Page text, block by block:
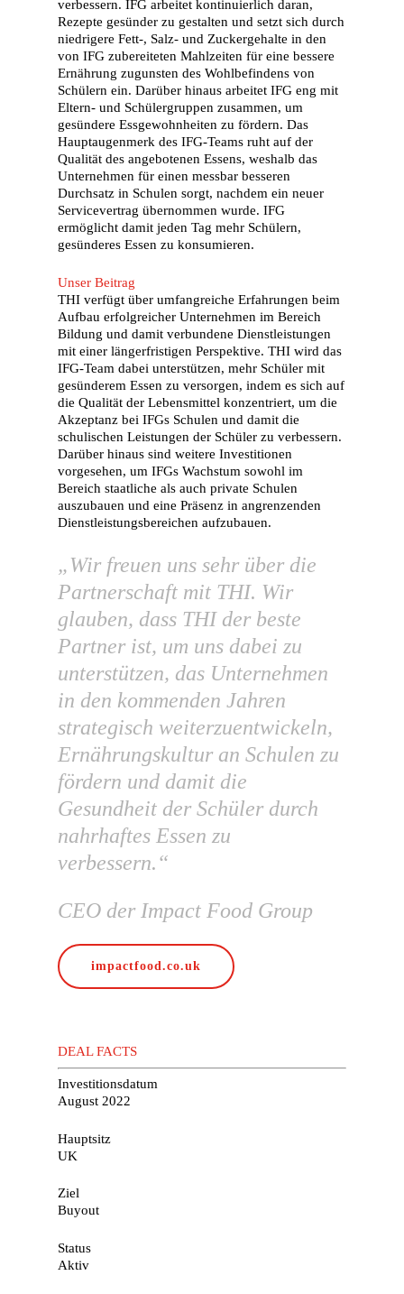
verbessern. IFG arbeitet kontinuierlich daran,
Rezepte gesünder zu gestalten und setzt sich durch
niedrigere Fett-, Salz- und Zuckergehalte in den
von IFG zubereiteten Mahlzeiten für eine bessere
Ernährung zugunsten des Wohlbefindens von
Schülern ein. Darüber hinaus arbeitet IFG eng mit
Eltern- und Schülergruppen zusammen, um
gesündere Essgewohnheiten zu fördern. Das
Hauptaugenmerk des IFG-Teams ruht auf der
Qualität des angebotenen Essens, weshalb das
Unternehmen für einen messbar besseren
Durchsatz in Schulen sorgt, nachdem ein neuer
Servicevertrag übernommen wurde. IFG
ermöglicht damit jeden Tag mehr Schülern,
gesünderes Essen zu konsumieren.
Unser Beitrag
THI verfügt über umfangreiche Erfahrungen beim
Aufbau erfolgreicher Unternehmen im Bereich
Bildung und damit verbundene Dienstleistungen
mit einer längerfristigen Perspektive. THI wird das
IFG-Team dabei unterstützen, mehr Schüler mit
gesünderem Essen zu versorgen, indem es sich auf
die Qualität der Lebensmittel konzentriert, um die
Akzeptanz bei IFGs Schulen und damit die
schulischen Leistungen der Schüler zu verbessern.
Darüber hinaus sind weitere Investitionen
vorgesehen, um IFGs Wachstum sowohl im
Bereich staatliche als auch private Schulen
auszubauen und eine Präsenz in angrenzenden
Dienstleistungsbereichen aufzubauen.
„Wir freuen uns sehr über die
Partnerschaft mit THI. Wir
glauben, dass THI der beste
Partner ist, um uns dabei zu
unterstützen, das Unternehmen
in den kommenden Jahren
strategisch weiterzuentwickeln,
Ernährungskultur an Schulen zu
fördern und damit die
Gesundheit der Schüler durch
nahrhaftes Essen zu
verbessern.“
CEO der Impact Food Group
impactfood.co.uk
DEAL FACTS
Investitionsdatum
August 2022
Hauptsitz
UK
Ziel
Buyout
Status
Aktiv
Deutsch
English(Englisch
Home
Über THI
Wer wir sind
Unsere Geschichte
Unsere Rolle als
und Partner
Unsere Partner
Unsere
Karriere
Kontakt